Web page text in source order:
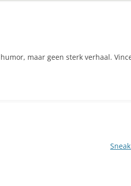
maar geen sterk verhaal.